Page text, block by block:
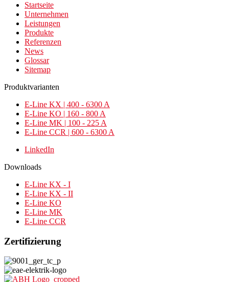
Startseite
Unternehmen
Leistungen
Produkte
Referenzen
News
Glossar
Sitemap
Produktvarianten
E-Line KX | 400 - 6300 A
E-Line KO | 160 - 800 A
E-Line MK | 100 - 225 A
E-Line CCR | 600 - 6300 A
LinkedIn
Downloads
E-Line KX - I
E-Line KX - II
E-Line KO
E-Line MK
E-Line CCR
Zertifizierung